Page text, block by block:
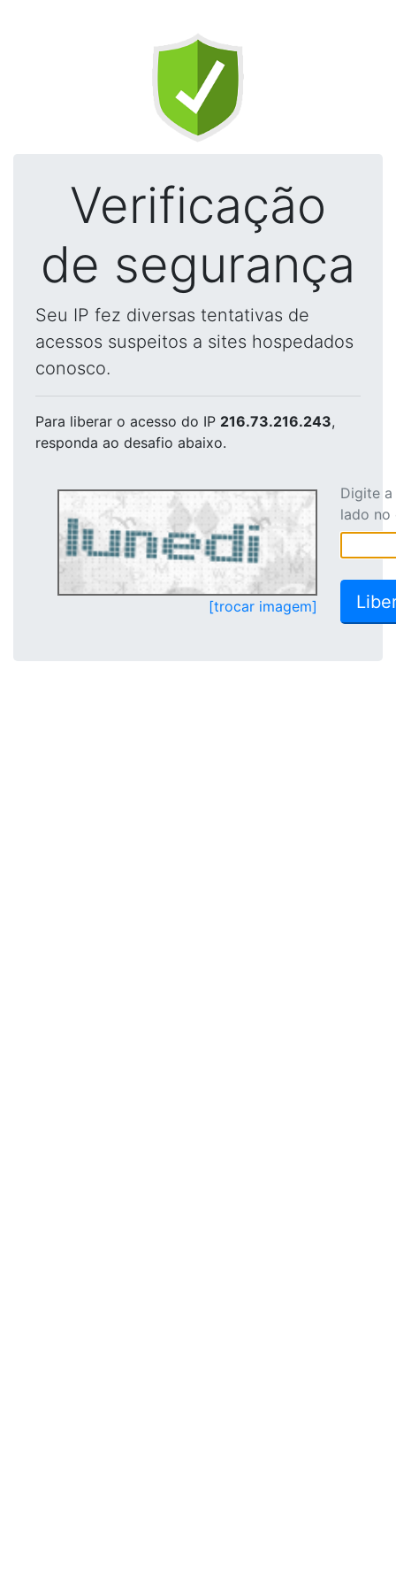
Verificação
de segurança
Seu IP fez diversas tentativas de
acessos suspeitos a sites hospedados
conosco.
Para liberar o acesso do IP 216.73.216.243,
responda ao desafio abaixo.
[trocar imagem]
Digite
lado no